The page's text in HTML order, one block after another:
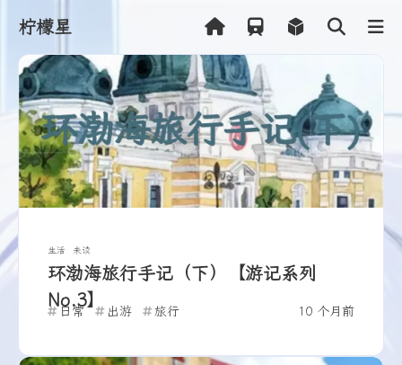
Shift K 关闭快捷菜单
Shift A 打开控制台
Shift M 播放/暂停音乐
柠檬星
生活 未读
环渤海旅行手记（下）【游记系列
No.3】
日常 出游 旅行 10 个月前